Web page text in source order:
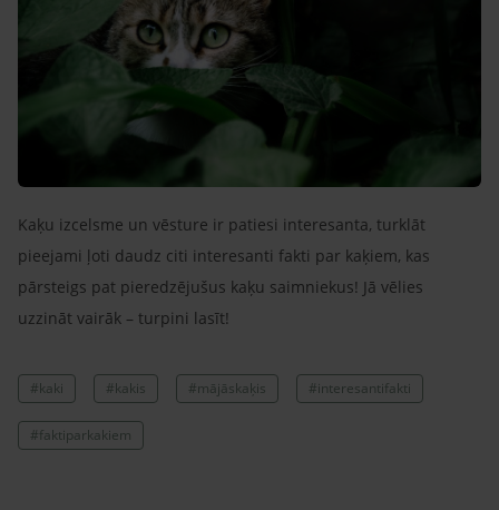
Kaķu izcelsme un vēsture ir patiesi interesanta, turklāt
pieejami ļoti daudz citi interesanti fakti par kaķiem, kas
pārsteigs pat pieredzējušus kaķu saimniekus! Jā vēlies
uzzināt vairāk – turpini lasīt!
#kaki #kakis #mājāskaķis #interesantifakti
#faktiparkakiem